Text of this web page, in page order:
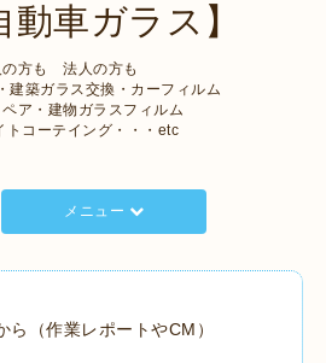
動車ガラス】
の方も 法人の方も
建築ガラス交換・カーフィルム
ア・建物ガラスフィルム
トコーテイング・・・etc
メニュー
ら（作業レポートやCM）